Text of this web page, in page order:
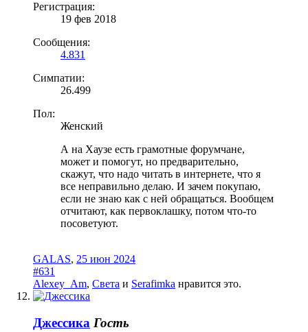
Регистрация:
19 фев 2018
Сообщения:
4.831
Симпатии:
26.499
Пол:
Женский
А на Хаузе есть грамотные форумчане,
может и помогут, но предварительно,
скажут, что надо читать в интернете, что я
все неправильно делаю. И зачем покупаю,
если не знаю как с ней обращаться. Вообщем
отчитают, как первоклашку, потом что-то
посоветуют.
GALAS, 25 июн 2024
#631
Alexey_Am, Света и Serafimka нравится это.
Джессика Гость